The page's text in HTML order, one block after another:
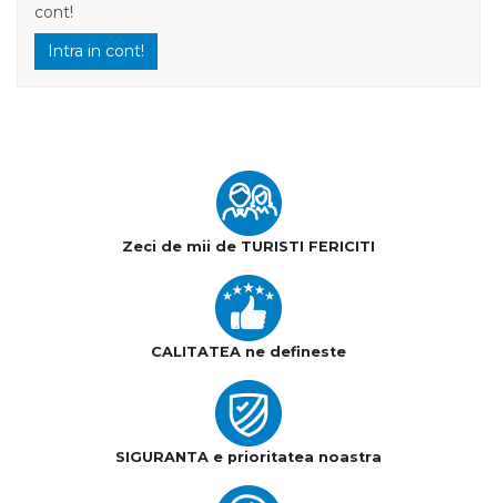
cont!
Intra in cont!
Zeci de mii de TURISTI FERICITI
CALITATEA ne defineste
SIGURANTA e prioritatea noastra